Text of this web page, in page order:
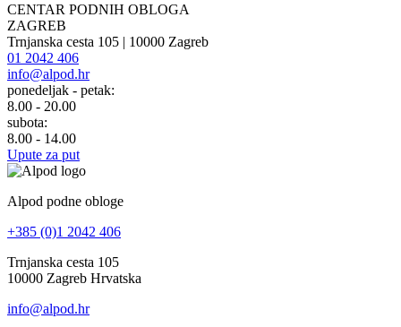
CENTAR PODNIH OBLOGA
ZAGREB
Trnjanska cesta 105 | 10000 Zagreb
01 2042 406
info@alpod.hr
ponedeljak - petak:
8.00 - 20.00
subota:
8.00 - 14.00
Upute za put
Alpod podne obloge
+385 (0)1 2042 406
Trnjanska cesta 105
10000 Zagreb Hrvatska
info@alpod.hr